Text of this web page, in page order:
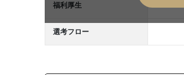
福利厚生
選考フロー